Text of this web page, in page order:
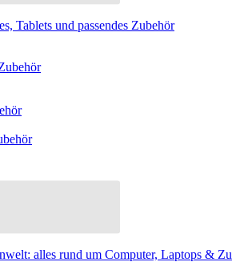
Tablets und passendes Zubehör
alles rund um Computer, Laptops &